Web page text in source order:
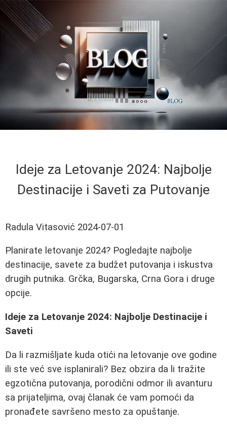
Ideje za Letovanje 2024: Najbolje
Destinacije i Saveti za Putovanje
Radula Vitasović 2024-07-01
Planirate letovanje 2024? Pogledajte najbolje
destinacije, savete za budžet putovanja i iskustva
drugih putnika. Grčka, Bugarska, Crna Gora i druge
opcije.
Ideje za Letovanje 2024: Najbolje Destinacije i
Saveti
Da li razmišljate kuda otići na letovanje ove godine
ili ste već sve isplanirali? Bez obzira da li tražite
egzotična putovanja, porodični odmor ili avanturu
sa prijateljima, ovaj članak će vam pomoći da
pronađete savršeno mesto za opuštanje.